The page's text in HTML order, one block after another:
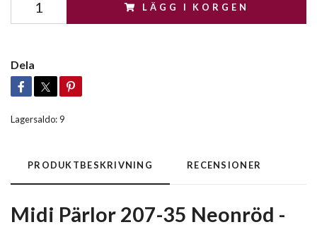
LÄGG I KORGEN
Dela
Lagersaldo:9
PRODUKTBESKRIVNING RECENSIONER
Midi Pärlor 207-35 Neonröd -